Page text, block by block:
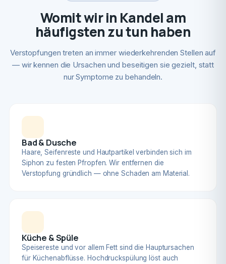
Womit wir in Kandel am
häufigsten zu tun haben
Verstopfungen treten an immer wiederkehrenden Stellen auf
— wir kennen die Ursachen und beseitigen sie gezielt, statt
nur Symptome zu behandeln.
Bad & Dusche
Haare, Seifenreste und Hautpartikel verbinden sich im
Siphon zu festen Pfropfen. Wir entfernen die
Verstopfung gründlich — ohne Schaden am Material.
Küche & Spüle
Speisereste und vor allem Fett sind die Hauptursachen
für Küchenabflüsse. Hochdruckspülung löst auch